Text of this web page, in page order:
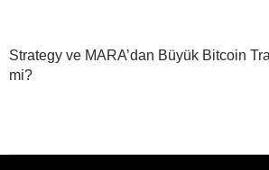
Strategy ve MARA’dan Büyük Bitcoin
mi?